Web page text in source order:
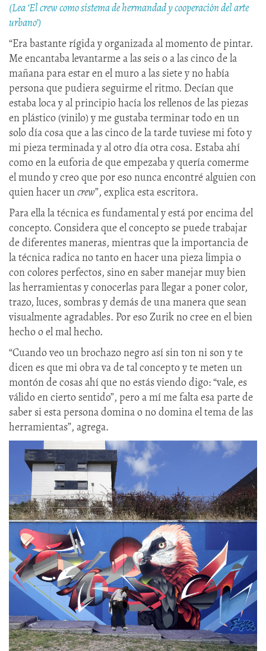
(Lea ‘El crew como sistema de hermandad y cooperación del arte
urbano’)
“Era bastante rígida y organizada al momento de pintar.
Me encantaba levantarme a las seis o a las cinco de la
mañana para estar en el muro a las siete y no había
persona que pudiera seguirme el ritmo. Decían que
estaba loca y al principio hacía los rellenos de las piezas
en plástico (vinilo) y me gustaba terminar todo en un
solo día cosa que a las cinco de la tarde tuviese mi foto y
mi pieza terminada y al otro día otra cosa. Estaba ahí
como en la euforia de que empezaba y quería comerme
el mundo y creo que por eso nunca encontré alguien con
quien hacer uncrew”, explica esta escritora.
Para ella la técnica es fundamental y está por encima del
concepto. Considera que el concepto se puede trabajar
de diferentes maneras, mientras que la importancia de
la técnica radica no tanto en hacer una pieza limpia o
con colores perfectos, sino en saber manejar muy bien
las herramientas y conocerlas para llegar a poner color,
trazo, luces, sombras y demás de una manera que sean
visualmente agradables. Por eso Zurik no cree en el bien
hecho o el mal hecho.
“Cuando veo un brochazo negro así sin ton ni son y te
dicen es que mi obra va de tal concepto y te meten un
montón de cosas ahí que no estás viendo digo: “vale, es
válido en cierto sentido”, pero a mí me falta esa parte de
saber si esta persona domina o no domina el tema de las
herramientas”, agrega.